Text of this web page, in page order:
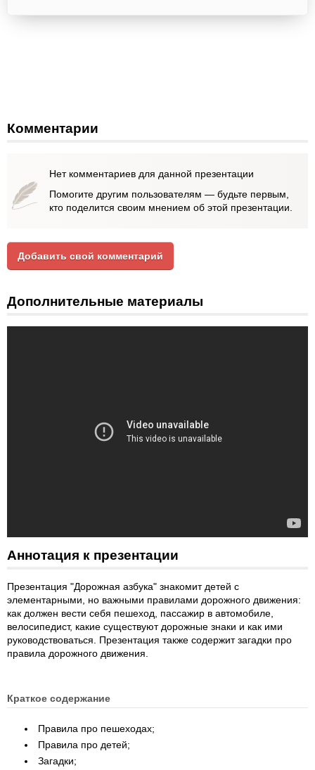
Комментарии
Нет комментариев для данной презентации
Помогите другим пользователям — будьте первым,
кто поделится своим мнением об этой презентации.
Добавить свой комментарий
Дополнительные материалы
Аннотация к презентации
Презентация "Дорожная азбука" знакомит детей с
элементарными, но важными правилами дорожного движения:
как должен вести себя пешеход, пассажир в автомобиле,
велосипедист, какие существуют дорожные знаки и как ими
руководствоваться. Презентация также содержит загадки про
правила дорожного движения.
Краткое содержание
Правила про пешеходах;
Правила про детей;
Загадки;